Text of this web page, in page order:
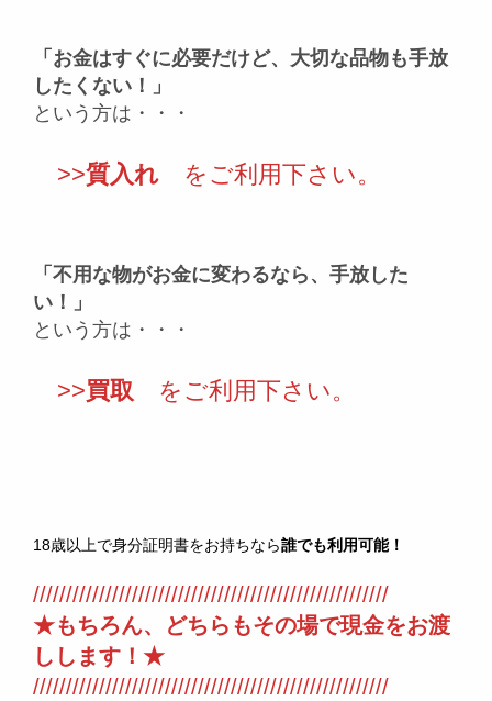
「お金はすぐに必要だけど、大切な品物も手放
したくない！」
という方は・・・
>>質入れ をご利用下さい。
「不用な物がお金に変わるなら、手放した
い！」
という方は・・・
>>買取 をご利用下さい。
18歳以上で身分証明書をお持ちなら誰でも利用可能！
//////////////////////////////////////////////////////
★もちろん、どちらもその場で現金をお渡
しします！★
//////////////////////////////////////////////////////